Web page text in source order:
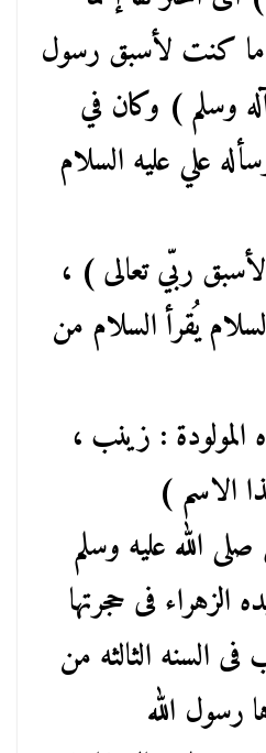
ما كنت لأسبق رسول
وسلم ) وكان في
علي عليه السلام
ربّي تعالى ) ،
يُقرأ السلام من
: زينب ،
الاسم )
الله عليه وسلم
الزهراء فى حجرتها
السنه الثالثه من
رسول الله